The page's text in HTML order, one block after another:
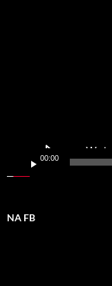
00:00
NA FB